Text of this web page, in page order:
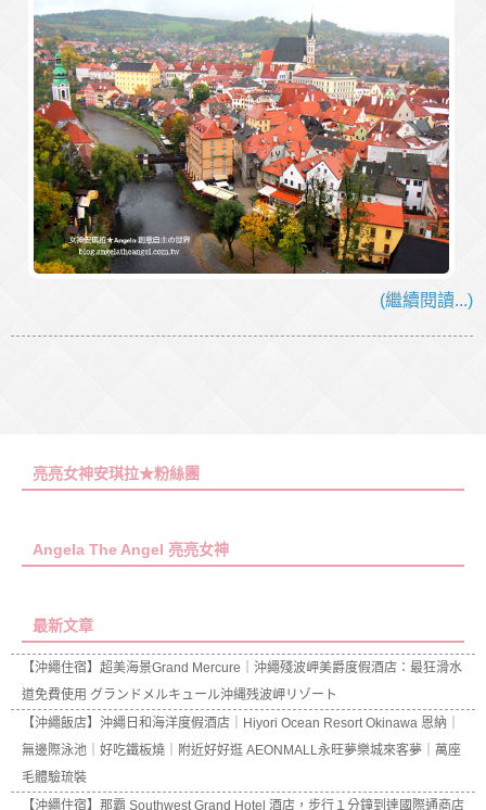
(繼續閱讀...)
亮亮女神安琪拉★粉絲團
Angela The Angel 亮亮女神
最新文章
【沖繩住宿】超美海景Grand Mercure｜沖繩殘波岬美爵度假酒店：最狂滑水
道免費使用 グランドメルキュール沖縄残波岬リゾート
【沖繩飯店】沖繩日和海洋度假酒店｜Hiyori Ocean Resort Okinawa 恩納｜
無邊際泳池｜好吃鐵板燒｜附近好好逛 AEONMALL永旺夢樂城來客夢｜萬座
毛體驗琉裝
【沖繩住宿】那霸 Southwest Grand Hotel 酒店，步行１分鐘到達國際通商店